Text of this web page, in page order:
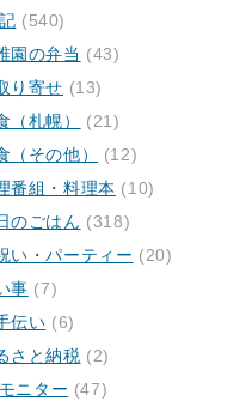
(540)
園の弁当 (43)
り寄せ (13)
（札幌）
(21)
（その他）
(12)
番組・料理本 (10)
のごはん (318)
い・パーティー (20)
事 (7)
伝い (6)
さと納税 (2)
ニター (47)